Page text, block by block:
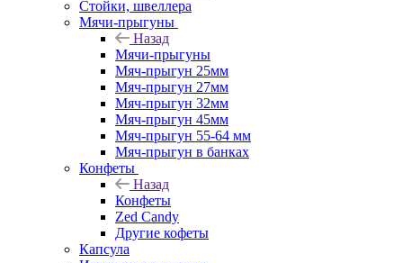
Стойки, швеллера
Мячи-прыгуны
Назад
Мячи-прыгуны
Мяч-прыгун 25мм
Мяч-прыгун 27мм
Мяч-прыгун 32мм
Мяч-прыгун 45мм
Мяч-прыгун 55-64 мм
Мяч-прыгун в банках
Конфеты
Назад
Конфеты
Zed Candy
Другие кофеты
Капсула